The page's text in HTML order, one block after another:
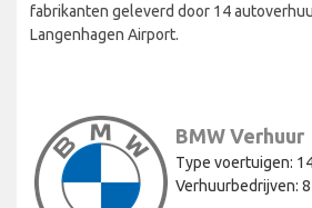
fabrikanten geleverd door 14
Langenhagen Airport.
BMW Verhuur
Type voertuigen:
Verhuurbedrijven: 8